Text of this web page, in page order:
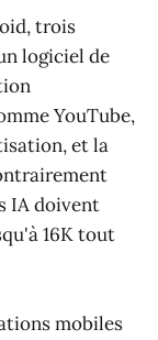
trois
logiciel de
YouTube,
et la
IA doivent
16K tout
mobiles